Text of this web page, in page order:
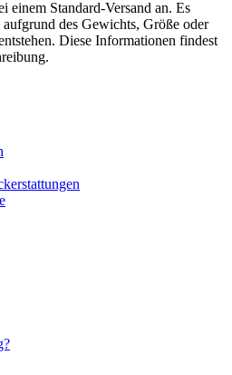
einem Standard-Versand an. Es
des Gewichts, Größe oder
Diese Informationen findest